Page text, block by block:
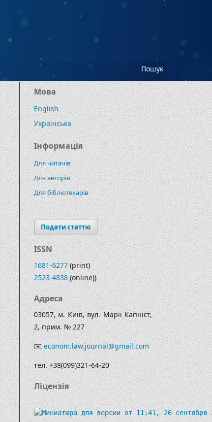
Пошук
Мова
English
Українська
Інформація
Для читачів
Для авторів
Для бібліотекарів
Подати статтю
ISSN
1681-6277(print)
2523-4838(online))
Адреса
03057, м. Київ, вул. Марії Капніст,
2, прим. № 227
✉️econom.law.journal@gmail.com
тел. +38(099)321-64-20
Ліцензія